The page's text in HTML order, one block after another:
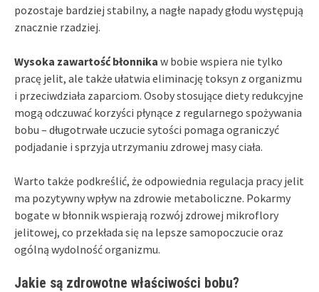
pozostaje bardziej stabilny, a nagłe napady głodu występują
znacznie rzadziej.
Wysoka zawartość błonnika w bobie wspiera nie tylko
pracę jelit, ale także ułatwia eliminację toksyn z organizmu
i przeciwdziała zaparciom. Osoby stosujące diety redukcyjne
mogą odczuwać korzyści płynące z regularnego spożywania
bobu – długotrwałe uczucie sytości pomaga ograniczyć
podjadanie i sprzyja utrzymaniu zdrowej masy ciała.
Warto także podkreślić, że odpowiednia regulacja pracy jelit
ma pozytywny wpływ na zdrowie metaboliczne. Pokarmy
bogate w błonnik wspierają rozwój zdrowej mikroflory
jelitowej, co przekłada się na lepsze samopoczucie oraz
ogólną wydolność organizmu.
Jakie są zdrowotne właściwości bobu?